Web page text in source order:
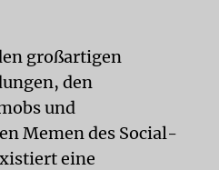
großartigen
den
und
Memen des Social-
eine